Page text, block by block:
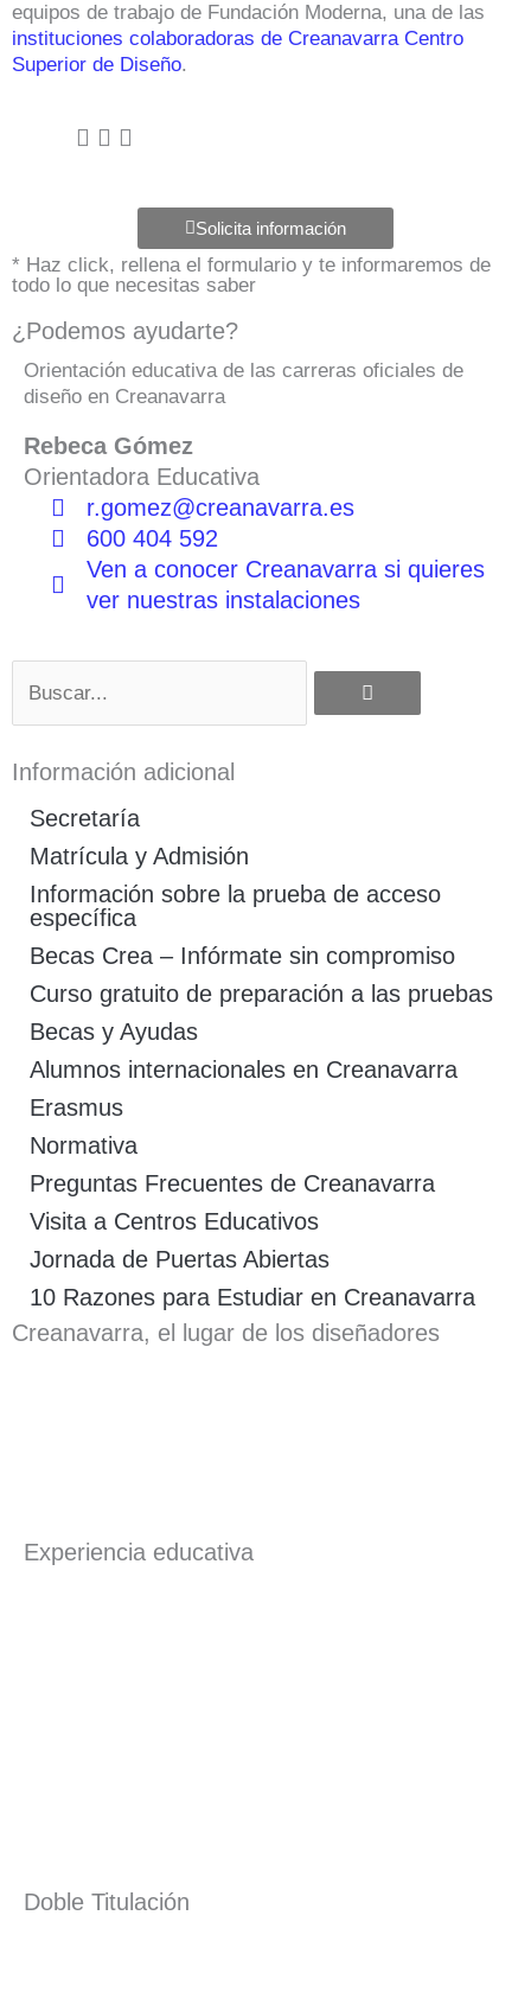
equipos de trabajo de Fundación Moderna, una de las
instituciones colaboradoras de Creanavarra Centro
Superior de Diseño.
Solicita información
* Haz click, rellena el formulario y te informaremos de
todo lo que necesitas saber
¿Podemos ayudarte?
Orientación educativa de las carreras oficiales de
diseño en Creanavarra
Rebeca Gómez
Orientadora Educativa
r.gomez@creanavarra.es
600 404 592
Ven a conocer Creanavarra si quieres
ver nuestras instalaciones
Información adicional
Secretaría
Matrícula y Admisión
Información sobre la prueba de acceso
específica
Becas Crea – Infórmate sin compromiso
Curso gratuito de preparación a las pruebas
Becas y Ayudas
Alumnos internacionales en Creanavarra
Erasmus
Normativa
Preguntas Frecuentes de Creanavarra
Visita a Centros Educativos
Jornada de Puertas Abiertas
10 Razones para Estudiar en Creanavarra
Creanavarra, el lugar de los diseñadores
Experiencia educativa
Doble Titulación